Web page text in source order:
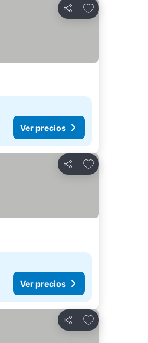
Compartir
Agregar a
Ver precios
Compartir
Agregar a
Ver precios
Compartir
Agregar a